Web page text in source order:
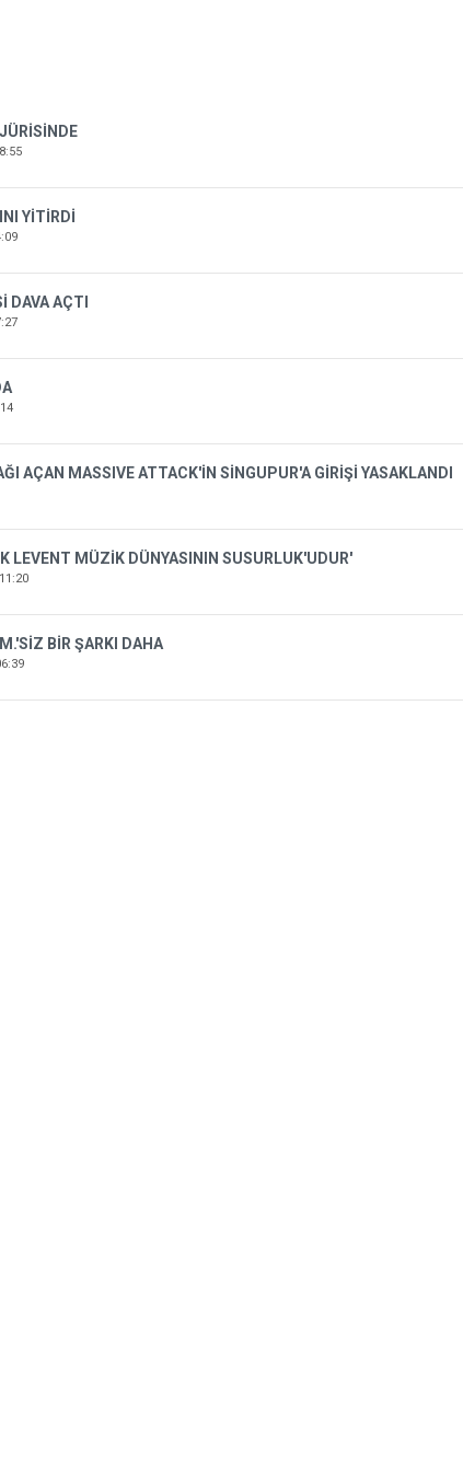
YİTİRDİ
DAVA AÇTI
AÇAN MASSIVE ATTACK'İN SİNGUPUR'A GİRİŞİ YASAKLANDI
LEVENT MÜZİK DÜNYASININ SUSURLUK'UDUR'
BİR ŞARKI DAHA